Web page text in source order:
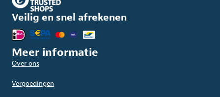
Veilig en snel afrekenen
Meer informatie
Over ons
Vergoedingen